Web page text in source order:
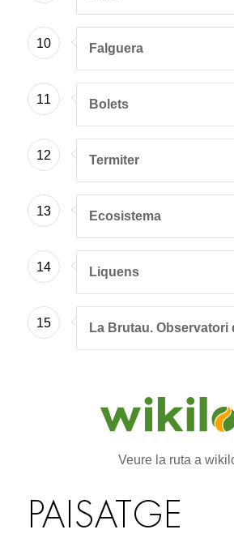
10 Falguera
11 Bolets
12 Termiter
13 Ecosistema
14 Liquens
15 La Brutau. Observatori
Veure la ruta a
PAISATGE